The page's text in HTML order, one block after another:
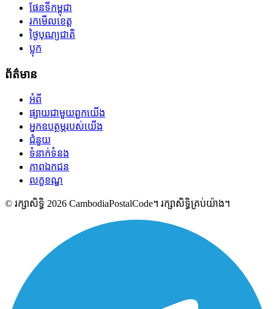
ផែនទីកម្ពុជា
រកមើលខេត្ត
ថ្ងៃបុណ្យជាតិ
ប្លុក
ព័ត៌មាន
អំពី
ផ្សាយជាមួយពួកយើង
អ្នកឧបត្ថម្ភរបស់យើង
ជំនួយ
ទំនាក់ទំនង
ភាពឯកជន
លក្ខខណ្ឌ
© រក្សាសិទ្ធិ 2026 CambodiaPostalCode។ រក្សាសិទ្ធិគ្រប់យ៉ាង។